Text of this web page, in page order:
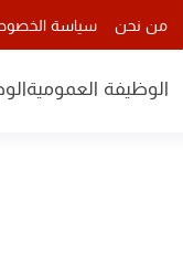
من نحن سياسة
الوظيفة العمومية